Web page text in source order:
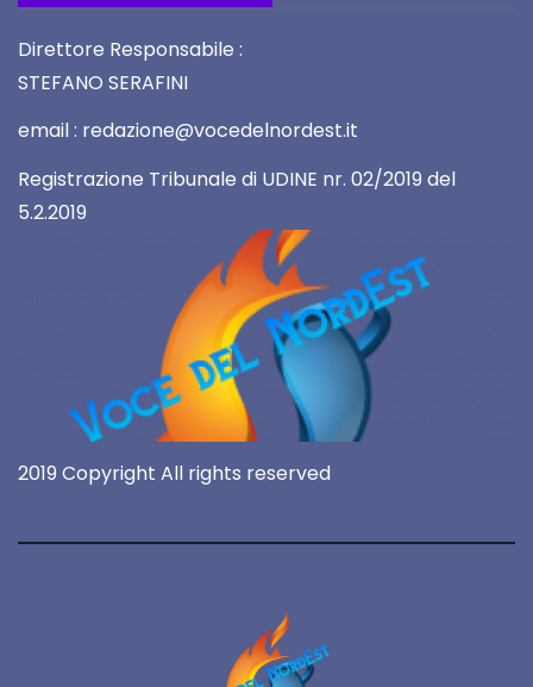
Direttore Responsabile :
STEFANO SERAFINI
email : redazione@vocedelnordest.it
Registrazione Tribunale di UDINE nr. 02/2019 del
5.2.2019
2019 Copyright All rights reserved